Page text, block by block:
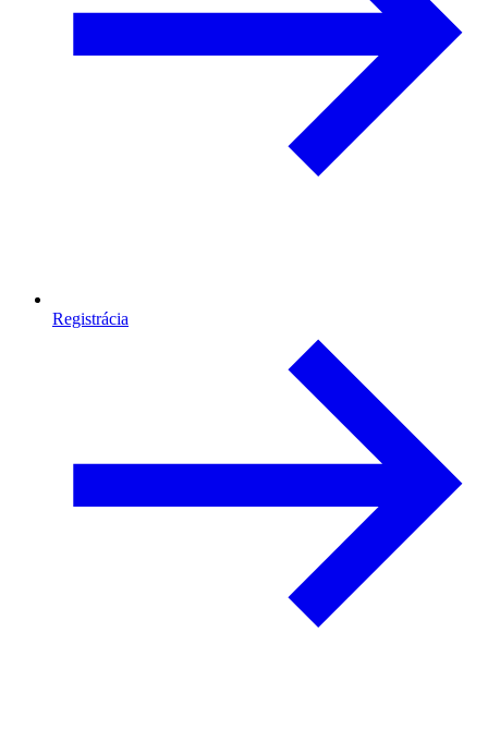
Registrácia